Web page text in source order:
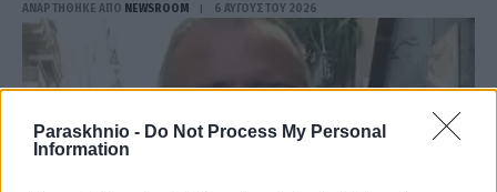
Paraskhnio - Do Not Process My Personal
Information
ΑΝΑΡΤΗΘΗΚΕ ΑΠΟ NEWSROOM 6 ΑΥΓΟΎΣΤΟΥ 2026